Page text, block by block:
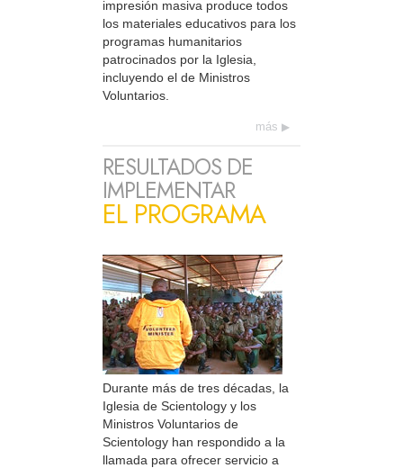
impresión masiva produce todos
los materiales educativos para los
programas humanitarios
patrocinados por la Iglesia,
incluyendo el de Ministros
Voluntarios.
más
RESULTADOS DE
IMPLEMENTAR
EL PROGRAMA
Durante más de tres décadas, la
Iglesia de Scientology y los
Ministros Voluntarios de
Scientology han respondido a la
llamada para ofrecer servicio a